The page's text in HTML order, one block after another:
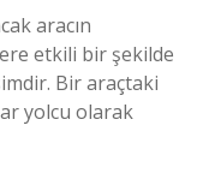
aracın
etkili bir şekilde
Bir araçtaki
yolcu olarak